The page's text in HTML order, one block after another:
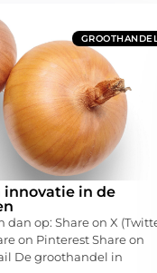
innovatie in de
op: Share on X
on Pinterest Share on
De groothandel in